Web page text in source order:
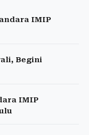
IMIP
Begini
IMIP